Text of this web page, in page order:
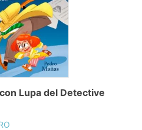
Lupa del Detective